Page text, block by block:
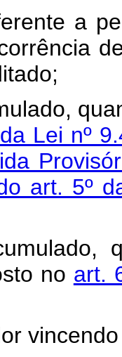
a
Lei nº
art. 5º
no art.